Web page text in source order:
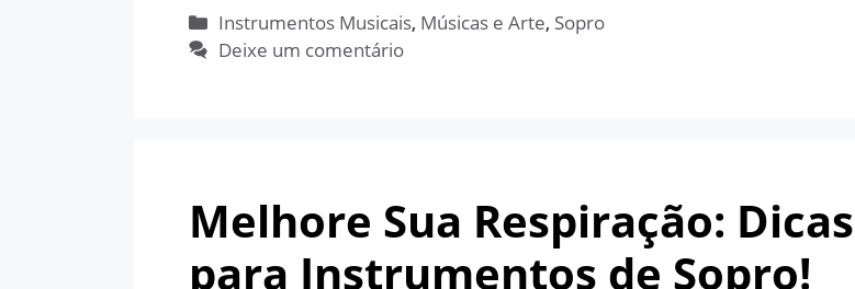
Categorias
Instrumentos Musicais, Músicas e Arte, Sopro
Deixe um comentário
Melhore Sua Respiração: Dicas
para Instrumentos de Sopro!